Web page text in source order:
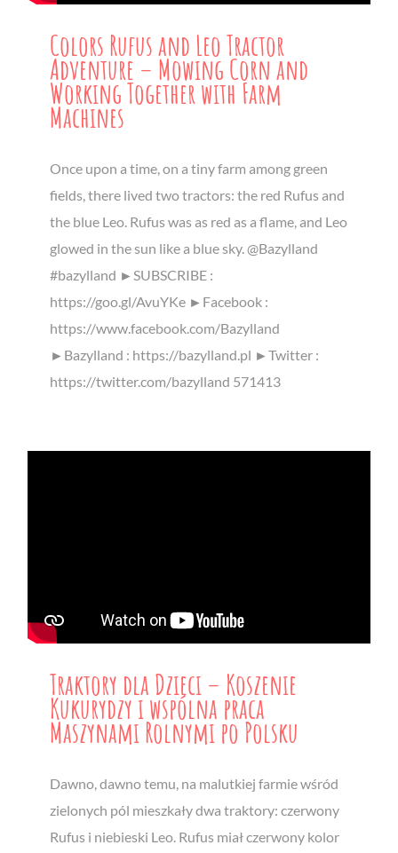
Colors Rufus and Leo Tractor
Adventure – Mowing Corn and
Working Together with Farm
Machines
Once upon a time, on a tiny farm among green
fields, there lived two tractors: the red Rufus and
the blue Leo. Rufus was as red as a flame, and Leo
glowed in the sun like a blue sky. @Bazylland
#bazylland ►SUBSCRIBE :
https://goo.gl/AvuYKe ►Facebook :
https://www.facebook.com/Bazylland
►Bazylland : https://bazylland.pl ►Twitter :
https://twitter.com/bazylland 571413
Traktory dla Dzieci – Koszenie
Kukurydzy i wspólna praca
Maszynami Rolnymi po Polsku
Dawno, dawno temu, na malutkiej farmie wśród
zielonych pól mieszkały dwa traktory: czerwony
Rufus i niebieski Leo. Rufus miał czerwony kolor